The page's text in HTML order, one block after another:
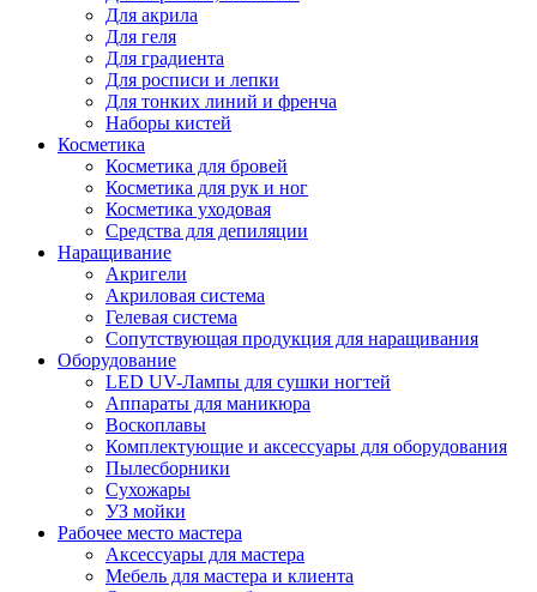
Для акрила
Для геля
Для градиента
Для росписи и лепки
Для тонких линий и френча
Наборы кистей
Косметика
Косметика для бровей
Косметика для рук и ног
Косметика уходовая
Средства для депиляции
Наращивание
Акригели
Акриловая система
Гелевая система
Сопутствующая продукция для наращивания
Оборудование
LED UV-Лампы для сушки ногтей
Аппараты для маникюра
Воскоплавы
Комплектующие и аксессуары для оборудования
Пылесборники
Сухожары
УЗ мойки
Рабочее место мастера
Аксессуары для мастера
Мебель для мастера и клиента